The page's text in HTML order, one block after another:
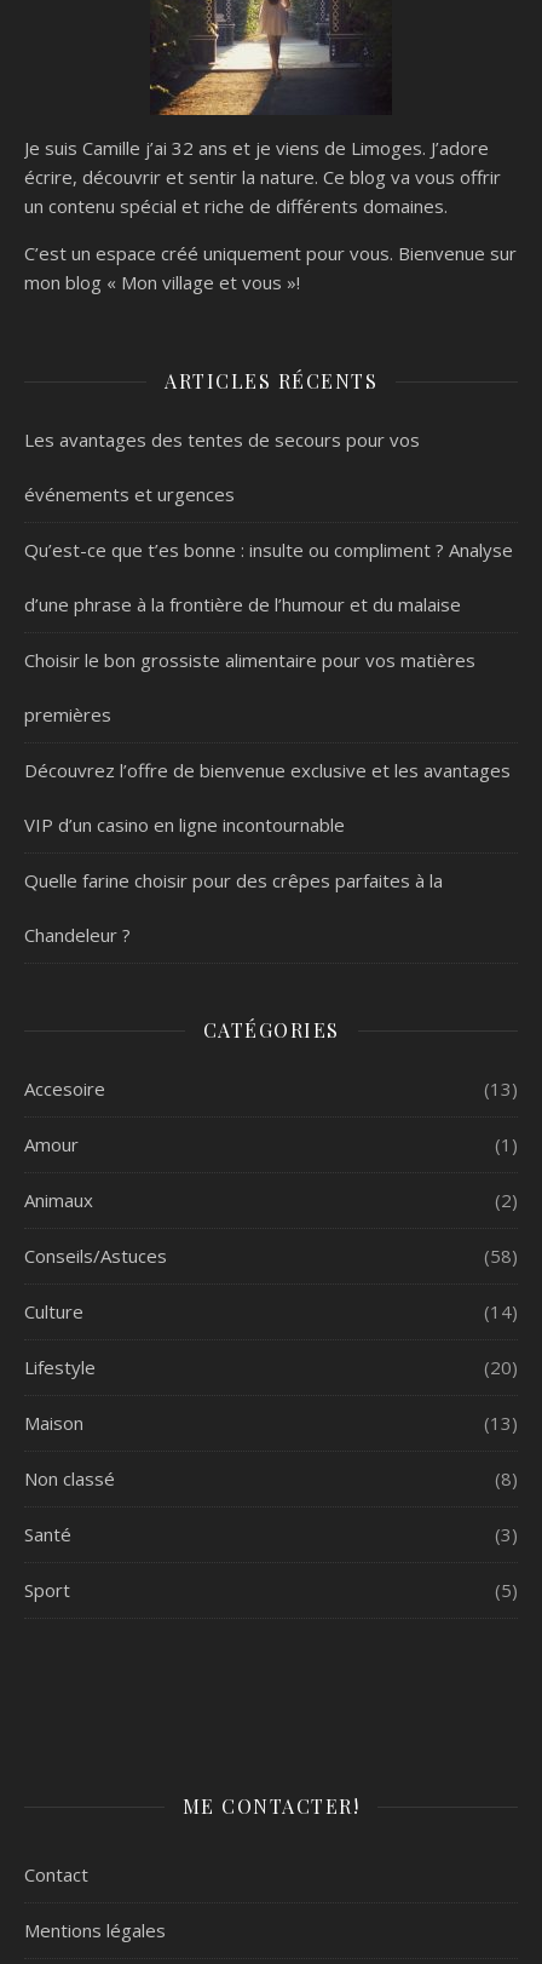
Je suis Camille j’ai 32 ans et je viens de Limoges. J’adore
écrire, découvrir et sentir la nature. Ce blog va vous offrir
un contenu spécial et riche de différents domaines.
C’est un espace créé uniquement pour vous. Bienvenue sur
mon blog « Mon village et vous »!
ARTICLES RÉCENTS
Les avantages des tentes de secours pour vos
événements et urgences
Qu’est-ce que t’es bonne : insulte ou compliment ? Analyse
d’une phrase à la frontière de l’humour et du malaise
Choisir le bon grossiste alimentaire pour vos matières
premières
Découvrez l’offre de bienvenue exclusive et les avantages
VIP d’un casino en ligne incontournable
Quelle farine choisir pour des crêpes parfaites à la
Chandeleur ?
CATÉGORIES
Accesoire (13)
Amour (1)
Animaux (2)
Conseils/Astuces (58)
Culture (14)
Lifestyle (20)
Maison (13)
Non classé (8)
Santé (3)
Sport (5)
ME CONTACTER!
Contact
Mentions légales